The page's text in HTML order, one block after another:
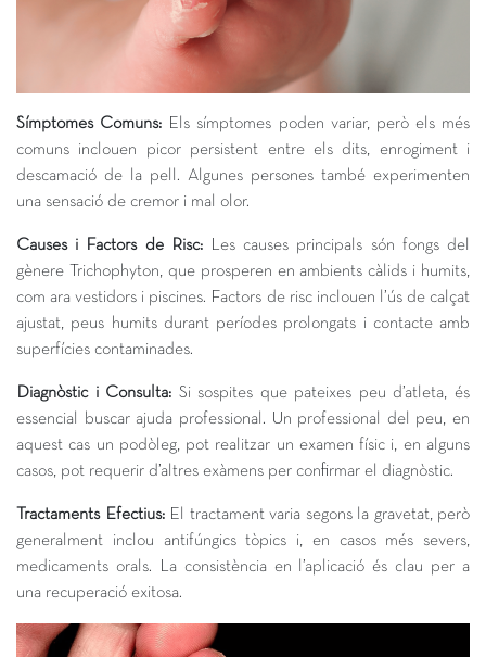
Símptomes Comuns:
Els símptomes poden variar, però els més
comuns inclouen picor persistent entre els dits, enrogiment i
descamació de la pell. Algunes persones també experimenten
una sensació de cremor i mal olor.
Causes i Factors de Risc:
Les causes principals són fongs del
gènere Trichophyton, que prosperen en ambients càlids i humits,
com ara vestidors i piscines. Factors de risc inclouen l’ús de calçat
ajustat, peus humits durant períodes prolongats i contacte amb
superfícies contaminades.
Diagnòstic i Consulta: Si sospites que pateixes peu d’atleta, és
essencial buscar ajuda professional. Un professional del peu, en
aquest cas un podòleg, pot realitzar un examen físic i, en alguns
casos, pot requerir d’altres exàmens per confirmar el diagnòstic.
Tractaments Efectius:El tractament varia segons la gravetat, però
generalment inclou antifúngics tòpics i, en casos més severs,
medicaments orals. La consistència en l’aplicació és clau per a
una recuperació exitosa.